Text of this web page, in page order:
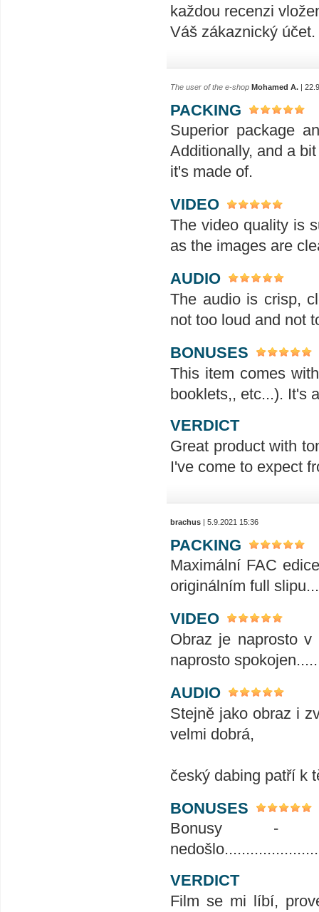
každou recenzi
Váš zákaznický
The user of the e-shop Mohamed A. |
PACKING
Superior package
Additionally, and a
it's made of.
VIDEO
The video quality is
as the images are
AUDIO
The audio is crisp,
not too loud and not
BONUSES
This item comes
booklets,, etc...). It's
VERDICT
Great product with
I've come to expect
brachus | 5.9.2021 15:36
PACKING
Maximální FAC
originálním full slipu...
VIDEO
Obraz je naprosto
naprosto
AUDIO
Stejně jako obraz i
velmi dobrá,
český dabing patří k
BONUSES
Bonusy -
VERDICT
Film se mi líbí,